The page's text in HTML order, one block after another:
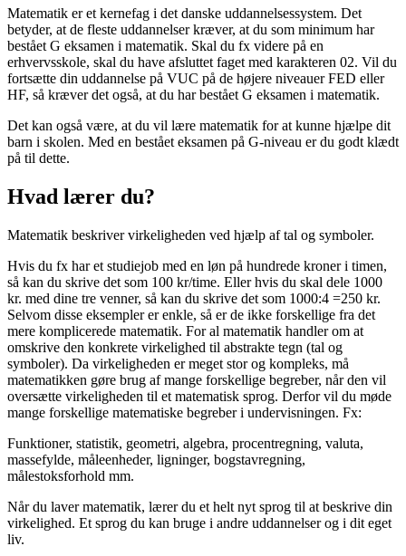
Matematik er et kernefag i det danske uddannelsessystem. Det
betyder, at de fleste uddannelser kræver, at du som minimum har
bestået G eksamen i matematik. Skal du fx videre på en
erhvervsskole, skal du have afsluttet faget med karakteren 02. Vil du
fortsætte din uddannelse på VUC på de højere niveauer FED eller
HF, så kræver det også, at du har bestået G eksamen i matematik.
Det kan også være, at du vil lære matematik for at kunne hjælpe dit
barn i skolen. Med en bestået eksamen på G-niveau er du godt klædt
på til dette.
Hvad lærer du?
Matematik beskriver virkeligheden ved hjælp af tal og symboler.
Hvis du fx har et studiejob med en løn på hundrede kroner i timen,
så kan du skrive det som 100 kr/time. Eller hvis du skal dele 1000
kr. med dine tre venner, så kan du skrive det som 1000:4 =250 kr.
Selvom disse eksempler er enkle, så er de ikke forskellige fra det
mere komplicerede matematik. For al matematik handler om at
omskrive den konkrete virkelighed til abstrakte tegn (tal og
symboler). Da virkeligheden er meget stor og kompleks, må
matematikken gøre brug af mange forskellige begreber, når den vil
oversætte virkeligheden til et matematisk sprog. Derfor vil du møde
mange forskellige matematiske begreber i undervisningen. Fx:
Funktioner, statistik, geometri, algebra, procentregning, valuta,
massefylde, måleenheder, ligninger, bogstavregning,
målestoksforhold mm.
Når du laver matematik, lærer du et helt nyt sprog til at beskrive din
virkelighed. Et sprog du kan bruge i andre uddannelser og i dit eget
liv.